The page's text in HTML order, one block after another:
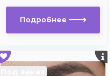
Подробнее